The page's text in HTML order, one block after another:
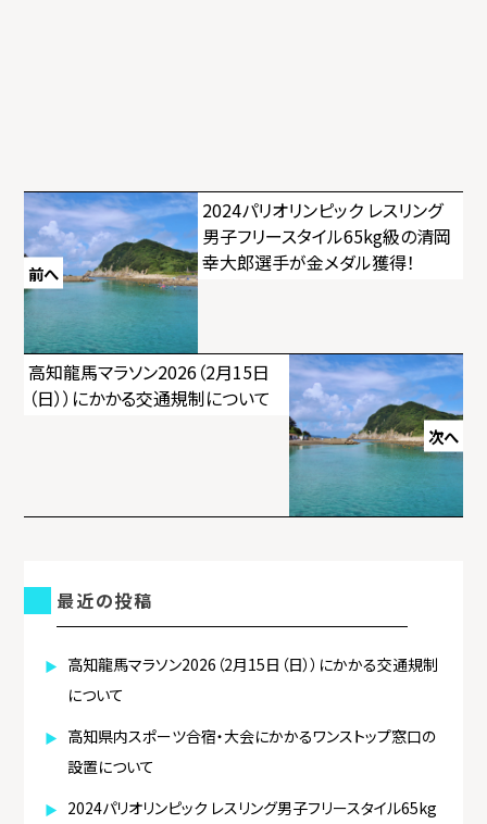
投
稿
ナ
ビ
ゲ
ー
ン
前へ
2024パリオリンピック レスリング
男子フリースタイル65kg級の清岡
幸大郎選手が金メダル獲得！
次へ
高知龍馬マラソン2026（2月15日
（日））にかかる交通規制について
最近の投稿
高知龍馬マラソン2026（2月15日（日））にかかる交通規制
について
高知県内スポーツ合宿・大会にかかるワンストップ窓口の
設置について
2024パリオリンピック レスリング男子フリースタイル65kg